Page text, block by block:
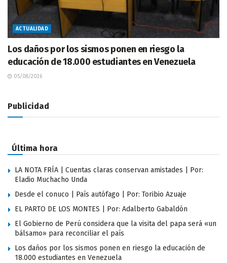
ACTUALIDAD
Los daños por los sismos ponen en riesgo la
educación de 18.000 estudiantes en Venezuela
05/08/2026
Publicidad
Última hora
LA NOTA FRÍA | Cuentas claras conservan amistades | Por:
Eladio Muchacho Unda
Desde el conuco | País autófago | Por: Toribio Azuaje
EL PARTO DE LOS MONTES | Por: Adalberto Gabaldón
El Gobierno de Perú considera que la visita del papa será «un
bálsamo» para reconciliar el país
Los daños por los sismos ponen en riesgo la educación de
18.000 estudiantes en Venezuela